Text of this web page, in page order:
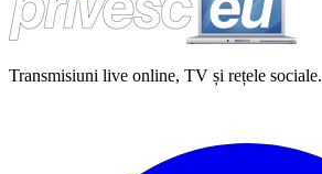
Transmisiuni live online, TV și rețele sociale.